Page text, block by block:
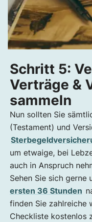
Schritt 5:
Verträge &
sammeln
Nun sollten Sie
(Testament) und
um etwaige, bei
auch in Anspruch
Sehen Sie sich gerne
ersten 36 Stunden
finden Sie zahlreiche
Checkliste kostenlos